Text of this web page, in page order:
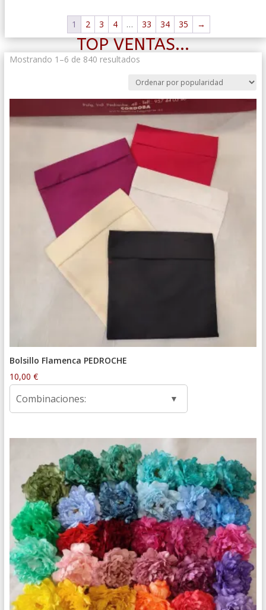
1 2 3 4 … 33 34 35 →
TOP VENTAS...
Mostrando 1–6 de 840 resultadosOrdenado
popularidad
Bolsillo Flamenca PEDROCHE
10,00 €
Combinaciones: